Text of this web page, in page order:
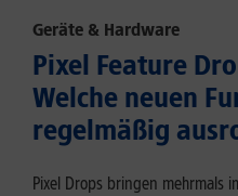
Geräte & Hardware
Pixel Feature
Welche neuen
regelmäßig
Pixel Drops bringen mehrmals